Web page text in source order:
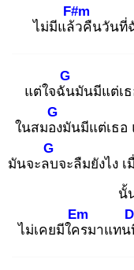
ไม่มีแล้ว
F#m
คืนวันที่
แต่ใจฉัน
G
มันมีแต่เ
ในสมอง
G
มันมีแต่เธอ
มันจะลบ
G
จะลืมยังไง
นั้
ไม่เคยมีใคร
Em
มาแทน